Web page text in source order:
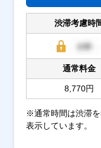
渋滞考慮時
通常料金
8,770円
※通常時間は渋滞
表示しています。